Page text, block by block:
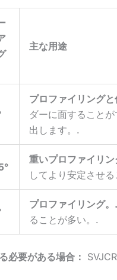
主な用途
プロファイリング
ダーに面すること
出します。.
重いプロファイリン
してより安定させ
プロファイリング。.
ることが多い。.
必要がある場合：